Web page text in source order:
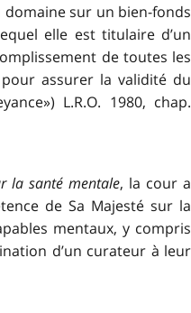
sur un bien-fonds
elle est titulaire d’un
de toutes les
assurer la validité du
L.R.O. 1980, chap.
la santé mentale, la cour a
de Sa Majesté sur la
mentaux, y compris
d’un curateur à leur